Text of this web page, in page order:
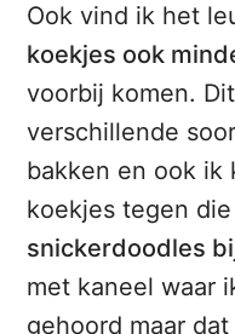
Ook vind ik het
koekjes ook
voorbij komen.
verschillende
bakken en ook ik
koekjes tegen
snickerdoodles
met kaneel waar
gehoord maar